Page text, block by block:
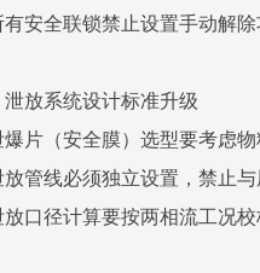
有安全联锁禁止设置手动解除
泄放系统设计标准升级
爆片（安全膜）选型要考虑
放管线必须独立设置，禁止
放口径计算要按两相流工况